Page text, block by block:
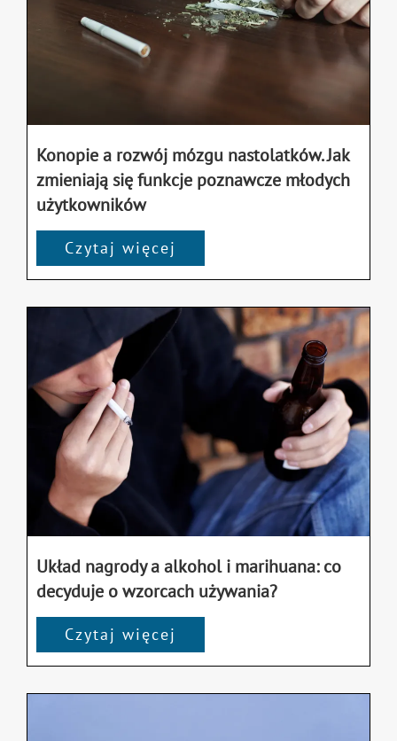
Konopie a rozwój mózgu nastolatków. Jak
zmieniają się funkcje poznawcze młodych
użytkowników
Czytaj więcej
Układ nagrody a alkohol i marihuana: co
decyduje o wzorcach używania?
Czytaj więcej